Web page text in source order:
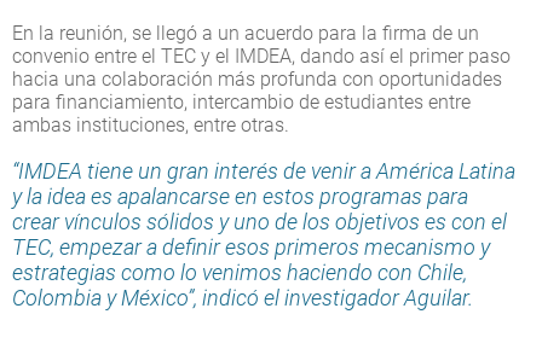
En la reunión, se llegó a un acuerdo para la firma de un
convenio entre el TEC y el IMDEA, dando así el primer paso
hacia una colaboración más profunda con oportunidades
para financiamiento, intercambio de estudiantes entre
ambas instituciones, entre otras.
“IMDEA tiene un gran interés de venir a América Latina
y la idea es apalancarse en estos programas para
crear vínculos sólidos y uno de los objetivos es con el
TEC, empezar a definir esos primeros mecanismo y
estrategias como lo venimos haciendo con Chile,
Colombia y México”, indicó el investigador Aguilar.